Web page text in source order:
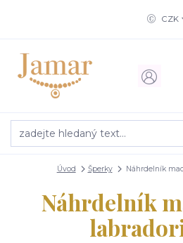
CZK
Úvod Šperky Náhrdelník
Náhrdelník